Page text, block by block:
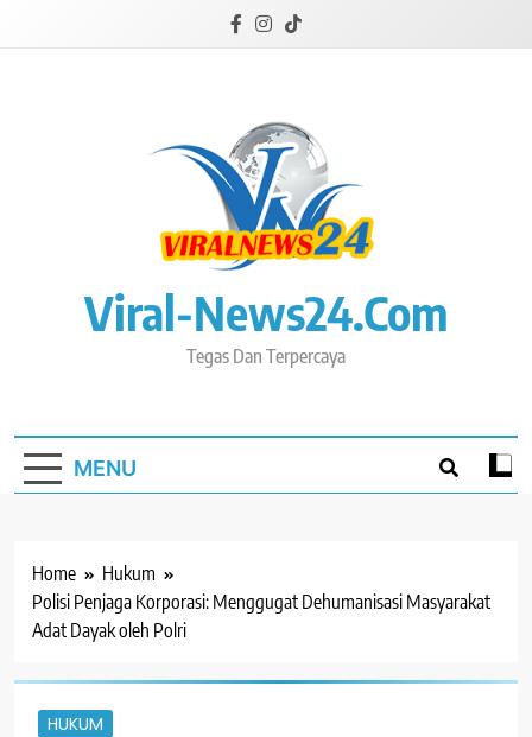
Viral-News24.com
Tegas Dan Terpercaya
MENU
Home
Hukum
Polisi Penjaga Korporasi: Menggugat Dehumanisasi Masyarakat
Adat Dayak oleh Polri
HUKUM